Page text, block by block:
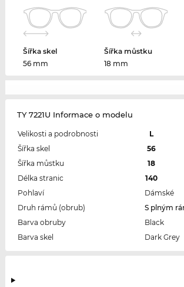
Šířka skel
56 mm
Šířka můstku
18 mm
TY 7221U Informace o modelu
Velikosti a podrobnosti
L
Šířka skel
56
Šířka můstku
18
Délka stranic
140
Pohlaví
Dámské
Druh rámů (obrub)
S plným
Barva obruby
Black
Barva skel
Dark Grey